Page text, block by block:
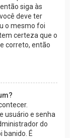
siga às
deve ter
o mesmo foi
certeza que o
correto, então
usuário e senha
do
banido. É